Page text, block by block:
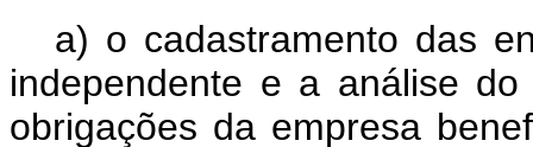
a) o cadastramento das
independente e a análise
obrigações da empresa